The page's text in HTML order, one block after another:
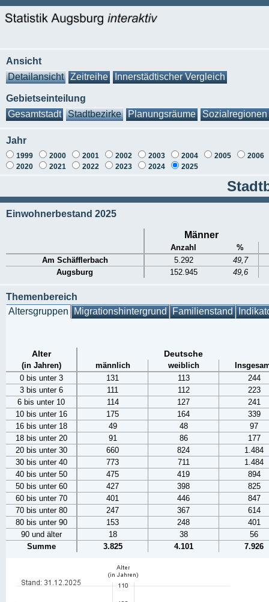
Ansicht
Detailansicht
Zeitreihe Innerstädtischer Vergleich
Gebietseinteilung
Gesamtstadt
Stadtbezirke Planungsräume Sozialregionen
Jahr
1999 2000 2001 2002 2003 2004 2005
2006
2020
2021 2022 2023 2024 2025
Einwohnerbestand 2025
Männer
Anzahl
%
Am Schäfflerbach
5.292
49,7
Augsburg
152.945 49,6
Themenbereich
Altersgruppen Migrationshintergrund Familienstand
Alter Deutsche
(in Jahren) männlich weiblich
0 bis unter 3
131 113
244
3 bis unter 6
111 112
223
6 bis unter 10
114 127
241
10 bis unter 16
175 164
339
16 bis unter 18
49 48
97
18 bis unter 20
91 86
177
20 bis unter 30
660 824
1.484
30 bis unter 40
773 711
1.484
40 bis unter 50
475 419
894
50 bis unter 60
427 398
825
60 bis unter 70
401 446
847
70 bis unter 80
247 367
614
80 bis unter 90
153 248
401
90 und älter
18 38
56
Summe
3.825 4.101 7.926